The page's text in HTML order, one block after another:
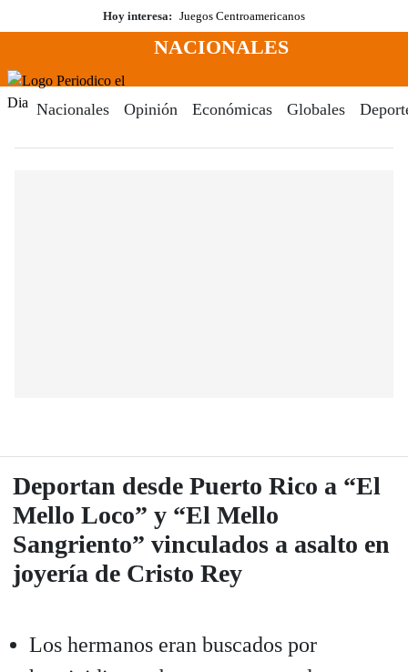
al
Hoy interesa: Juegos Centroamericanos
Menú
NACIONALES
Nacionales Opinión Económicas Globales
Deportan desde Puerto Rico a “El
Mello Loco” y “El Mello
Sangriento” vinculados a asalto en
joyería de Cristo Rey
Los hermanos eran buscados por